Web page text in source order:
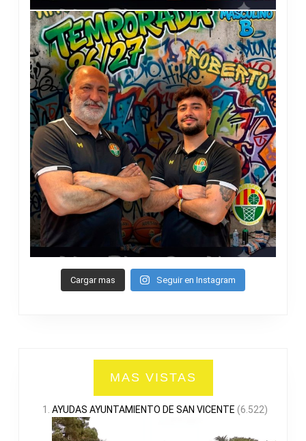
Cargar mas Seguir en Instagram
MAS VISTAS
AYUDAS AYUNTAMIENTO DE SAN VICENTE (6.522)